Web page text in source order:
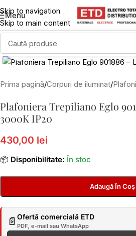
Skip to navigation
Skip to main content
Menu
Click to enlarge
Prima pagină/Corpuri de iluminat/
Plafoniera Trepiliano Eglo
3000K IP20
430,00 lei
📦 Disponibilitate: În stoc
Adaugă În Coș
📄 Ofertă comercială ETD
PDF, e-mail sau WhatsApp